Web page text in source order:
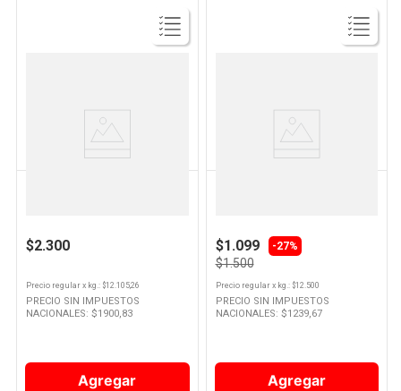
Producto
$2.300
Precio regular x kg.: $12.105,26
PRECIO SIN IMPUESTOS
NACIONALES: $1900,83
Agregar
Producto
$1.099 -27%
$1.500
Precio regularx kg.: $12.500
PRECIO SIN IMPUESTOS
NACIONALES: $1239,67
Agregar